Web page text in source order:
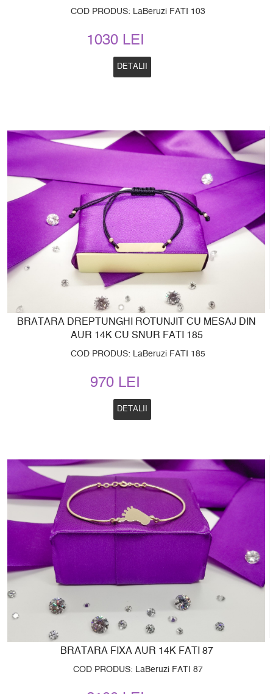
COD PRODUS: LaBeruzi FATI 103
1030 LEI
DETALII
BRATARA DREPTUNGHI ROTUNJIT CU MESAJ DIN
AUR 14K CU SNUR FATI 185
COD PRODUS: LaBeruzi FATI 185
970 LEI
DETALII
BRATARA FIXA AUR 14K FATI 87
COD PRODUS: LaBeruzi FATI 87